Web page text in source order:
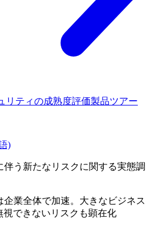
リティの成熟度評価製品ツアー
)
う新たなリスクに関する実態調
業全体で加速。大きなビジネス
できないリスクも顕在化